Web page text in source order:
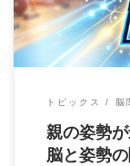
トピックス 脳
親の姿勢
脳と姿勢